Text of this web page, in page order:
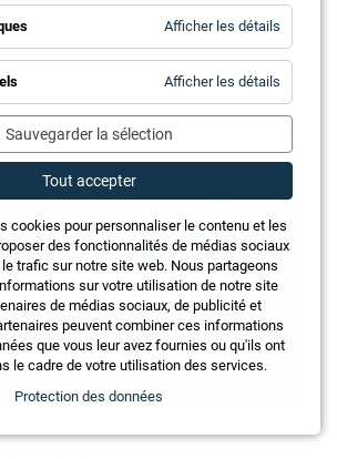
le pot d'échappement des camions
Afficher les détails
Afficher les détails
Sauvegarder la sélection
Tout accepter
cookies pour personnaliser le contenu et les
des fonctionnalités de médias sociaux
trafic sur notre site web. Nous partageons
sur votre utilisation de notre site
de médias sociaux, de publicité et
peuvent combiner ces informations
que vous leur avez fournies ou qu'ils ont
le cadre de votre utilisation des services.
Protection des données